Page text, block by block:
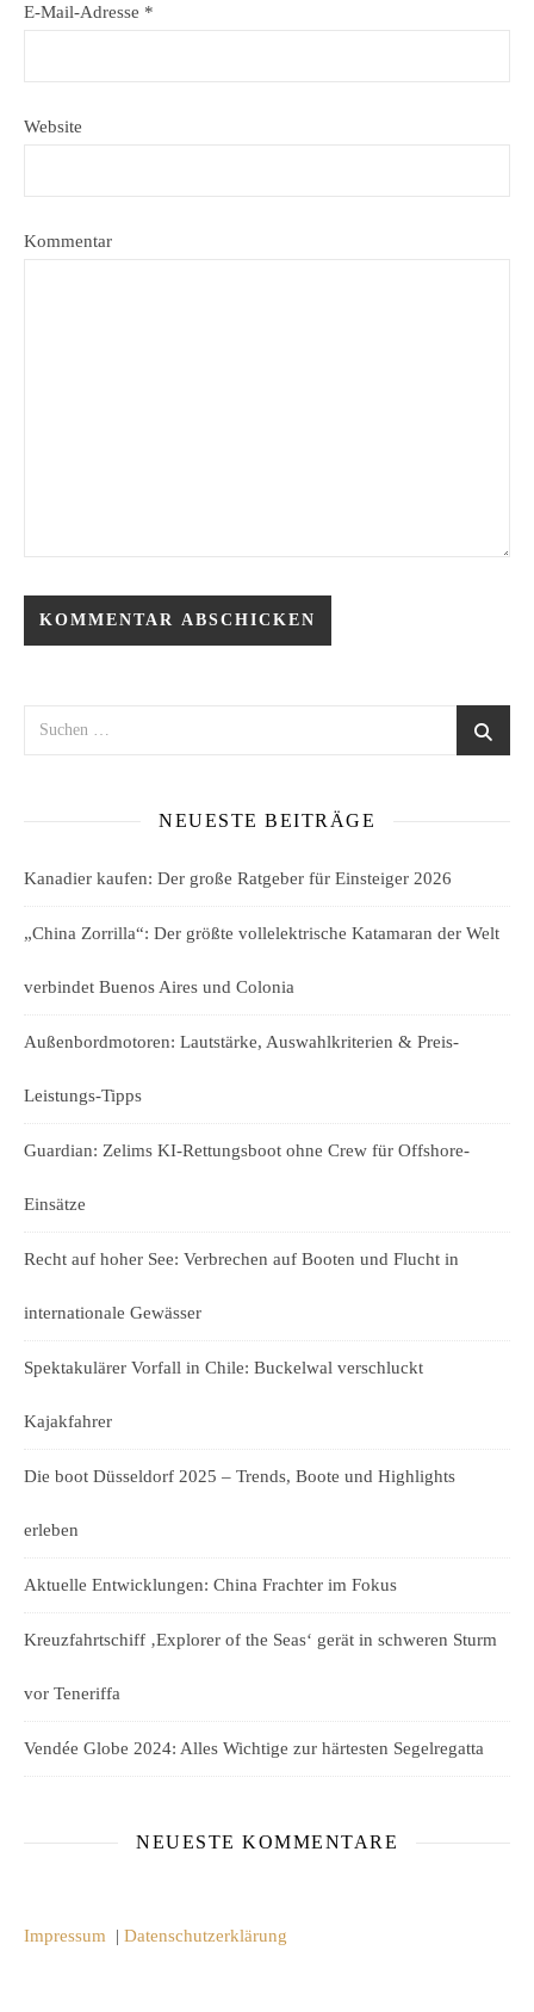
E-Mail-Adresse *
Website
Kommentar
NEUESTE BEITRÄGE
Kanadier kaufen: Der große Ratgeber für Einsteiger 2026
„China Zorrilla“: Der größte vollelektrische Katamaran der Welt
verbindet Buenos Aires und Colonia
Außenbordmotoren: Lautstärke, Auswahlkriterien & Preis-
Leistungs-Tipps
Guardian: Zelims KI-Rettungsboot ohne Crew für Offshore-
Einsätze
Recht auf hoher See: Verbrechen auf Booten und Flucht in
internationale Gewässer
Spektakulärer Vorfall in Chile: Buckelwal verschluckt
Kajakfahrer
Die boot Düsseldorf 2025 – Trends, Boote und Highlights
erleben
Aktuelle Entwicklungen: China Frachter im Fokus
Kreuzfahrtschiff ‚Explorer of the Seas‘ gerät in schweren Sturm
vor Teneriffa
Vendée Globe 2024: Alles Wichtige zur härtesten Segelregatta
NEUESTE KOMMENTARE
Impressum | Datenschutzerklärung